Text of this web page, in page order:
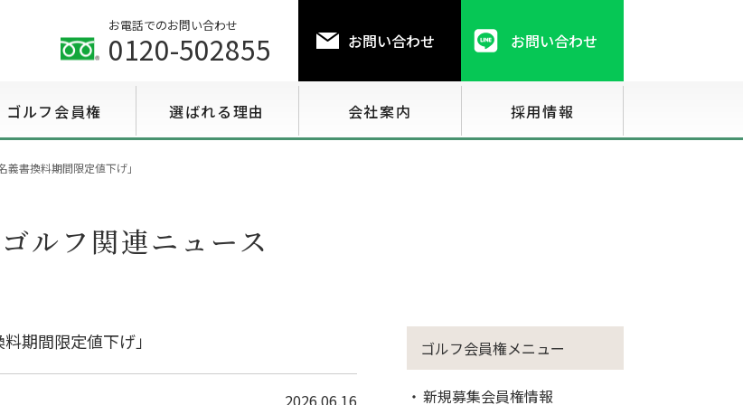
お電話でのお問い合わせ
0120-502855 お問い合わせ お問い合わせ
ゴルフ会員権
ルフ会員権相場情報
至急買い会員権情報
選ばれる理由 会社案内 採用情報
書換料期間限定値下げ」
ゴルフ関連ニュース
期間限定値下げ」
2026.06.16
ゴルフ会員権メニュー
新規募集会員権情報